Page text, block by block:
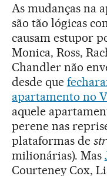
As mudanças na
são tão lógicas
causam estupor
Monica, Ross,
Chandler não
desde que
apartamento no
aquele
perene nas
plataformas de
milionárias). Mas
Courteney Cox,